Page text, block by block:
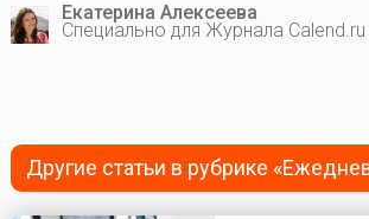
Екатерина Алексеева
Специально для Журнала Calend.ru
Другие статьи в рубрике